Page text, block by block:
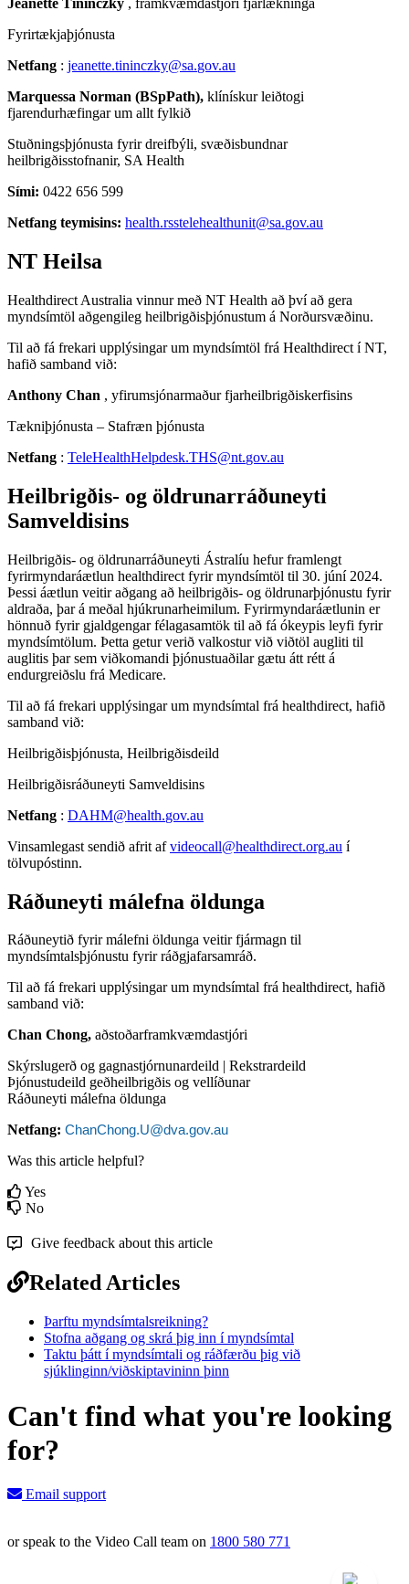
Jeanette Tininczky , framkvæmdastjóri fjarlækninga
Fyrirtækjaþjónusta
Netfang : jeanette.tininczky@sa.gov.au
Marquessa Norman (BSpPath), klínískur leiðtogi
fjarendurhæfingar um allt fylkið
Stuðningsþjónusta fyrir dreifbýli, svæðisbundnar
heilbrigðisstofnanir, SA Health
Sími: 0422 656 599
Netfang teymisins: health.rsstelehealthunit@sa.gov.au
NT Heilsa
Healthdirect Australia vinnur með NT Health að því að gera
myndsímtöl aðgengileg heilbrigðisþjónustum á Norðursvæðinu.
Til að fá frekari upplýsingar um myndsímtöl frá Healthdirect í NT,
hafið samband við:
Anthony Chan , yfirumsjónarmaður fjarheilbrigðiskerfisins
Tækniþjónusta – Stafræn þjónusta
Netfang : TeleHealthHelpdesk.THS@nt.gov.au
Heilbrigðis- og öldrunarráðuneyti
Samveldisins
Heilbrigðis- og öldrunarráðuneyti Ástralíu hefur framlengt
fyrirmyndaráætlun healthdirect fyrir myndsímtöl til 30. júní 2024.
Þessi áætlun veitir aðgang að heilbrigðis- og öldrunarþjónustu fyrir
aldraða, þar á meðal hjúkrunarheimilum. Fyrirmyndaráætlunin er
hönnuð fyrir gjaldgengar félagasamtök til að fá ókeypis leyfi fyrir
myndsímtölum. Þetta getur verið valkostur við viðtöl augliti til
auglitis þar sem viðkomandi þjónustuaðilar gætu átt rétt á
endurgreiðslu frá Medicare.
Til að fá frekari upplýsingar um myndsímtal frá healthdirect, hafið
samband við:
Heilbrigðisþjónusta, Heilbrigðisdeild
Heilbrigðisráðuneyti Samveldisins
Netfang : DAHM@health.gov.au
Vinsamlegast sendið afrit af videocall@healthdirect.org.au í
tölvupóstinn.
Ráðuneyti málefna öldunga
Ráðuneytið fyrir málefni öldunga veitir fjármagn til
myndsímtalsþjónustu fyrir ráðgjafarsamráð.
Til að fá frekari upplýsingar um myndsímtal frá healthdirect, hafið
samband við:
Chan Chong, aðstoðarframkvæmdastjóri
Skýrslugerð og gagnastjórnunardeild | Rekstrardeild
Þjónustudeild geðheilbrigðis og vellíðunar
Ráðuneyti málefna öldunga
Netfang: ChanChong.U@dva.gov.au
Was this article helpful?
Yes
No
Give feedback about this article
Related Articles
Þarftu myndsímtalsreikning?
Stofna aðgang og skrá þig inn í myndsímtal
Taktu þátt í myndsímtali og ráðfærðu þig við
sjúklinginn/viðskiptavininn þinn
Can't find what you're looking
for?
Email support
or speak to the Video Call team on 1800 580 771